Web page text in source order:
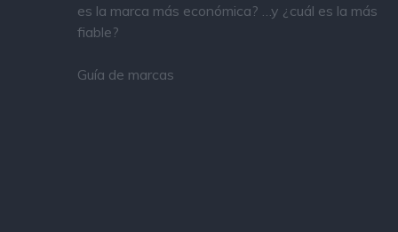
es la marca más económica? …y ¿cuál es la más
fiable?
Guía de marcas